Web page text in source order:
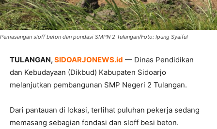
Pemasangan sloff beton dan pondasi SMPN 2 Tulangan/Foto: Ipung Syaiful
TULANGAN,SIDOARJONEWS.id — Dinas Pendidikan
dan Kebudayaan (Dikbud) Kabupaten Sidoarjo
melanjutkan pembangunan SMP Negeri 2 Tulangan.
Dari pantauan di lokasi, terlihat puluhan pekerja sedang
memasang sebagian fondasi dan sloff besi beton.